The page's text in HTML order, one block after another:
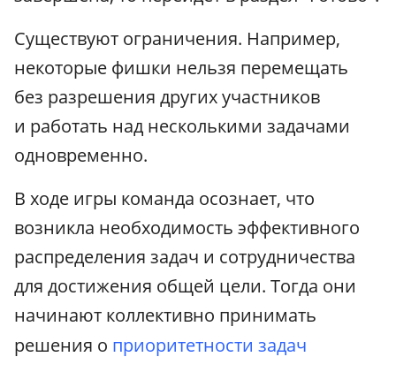
Существуют ограничения. Например,
некоторые фишки нельзя перемещать
без разрешения других участников
и работать над несколькими задачами
одновременно.
В ходе игры команда осознает, что
возникла необходимость эффективного
распределения задач и сотрудничества
для достижения общей цели. Тогда они
начинают коллективно принимать
решения о приоритетности задач